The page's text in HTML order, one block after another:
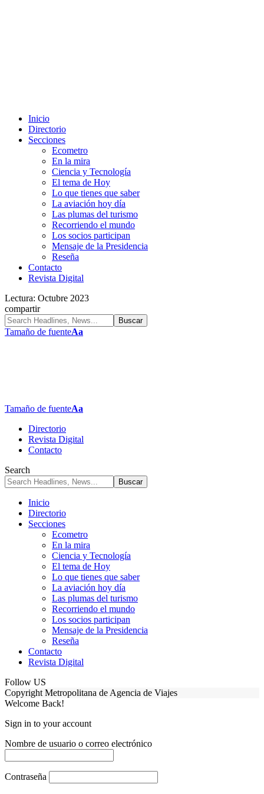
Inicio
Directorio
Secciones
Ecometro
En la mira
Ciencia y Tecnología
El tema de Hoy
Lo que tienes que saber
La aviación hoy día
Las plumas del turismo
Recorriendo el mundo
Los socios participan
Mensaje de la Presidencia
Reseña
Contacto
Revista Digital
Lectura: Octubre 2023
compartir
Tamaño de fuenteAa
Tamaño de fuenteAa
Directorio
Revista Digital
Contacto
Search
Inicio
Directorio
Secciones
Ecometro
En la mira
Ciencia y Tecnología
El tema de Hoy
Lo que tienes que saber
La aviación hoy día
Las plumas del turismo
Recorriendo el mundo
Los socios participan
Mensaje de la Presidencia
Reseña
Contacto
Revista Digital
Follow US
Copyright Metropolitana de Agencia de Viajes
Welcome Back!
Sign in to your account
Nombre de usuario o correo electrónico
Contraseña